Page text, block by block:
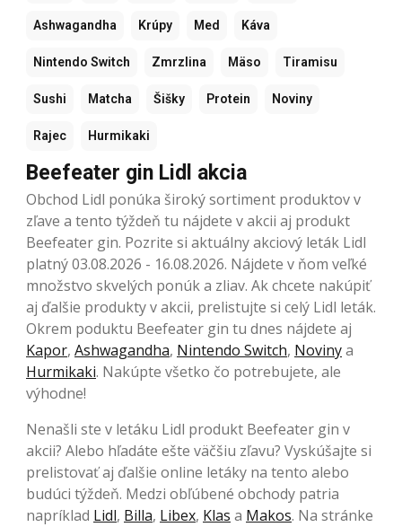
Ashwagandha Krúpy Med Káva
Nintendo Switch Zmrzlina Mäso Tiramisu
Sushi Matcha Šišky Protein Noviny
Rajec Hurmikaki
Beefeater gin Lidl akcia
Obchod Lidl ponúka široký sortiment produktov v
zľave a tento týždeň tu nájdete v akcii aj produkt
Beefeater gin. Pozrite si aktuálny akciový leták Lidl
platný 03.08.2026 - 16.08.2026. Nájdete v ňom veľké
množstvo skvelých ponúk a zliav. Ak chcete nakúpiť
aj ďalšie produkty v akcii, prelistujte si celý Lidl leták.
Okrem poduktu Beefeater gin tu dnes nájdete aj
Kapor, Ashwagandha, Nintendo Switch, Novinya
Hurmikaki. Nakúpte všetko čo potrebujete, ale
výhodne!
Nenašli ste v letáku Lidl produkt Beefeater gin v
akcii? Alebo hľadáte ešte väčšiu zľavu? Vyskúšajte si
prelistovať aj ďalšie online letáky na tento alebo
budúci týždeň. Medzi obľúbené obchody patria
napríklad Lidl, Billa, Libex, Klas a Makos. Na stránke